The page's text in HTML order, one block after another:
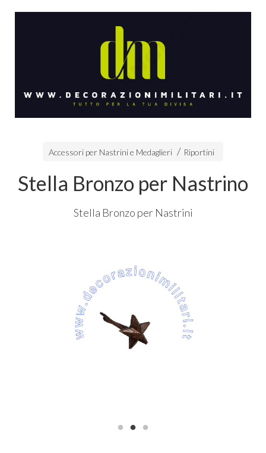
Accessori per Nastrini e Medaglieri Riportini
Stella Bronzo per Nastrino
Stella Bronzo per Nastrini